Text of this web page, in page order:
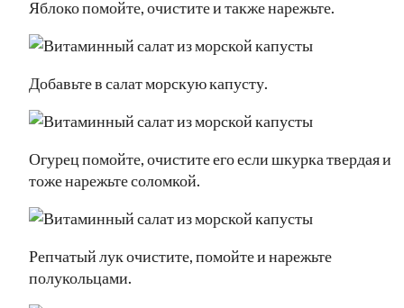
Яблоко помойте, очистите и также нарежьте.
Добавьте в салат морскую капусту.
Огурец помойте, очистите его если шкурка твердая и
тоже нарежьте соломкой.
Репчатый лук очистите, помойте и нарежьте
полукольцами.